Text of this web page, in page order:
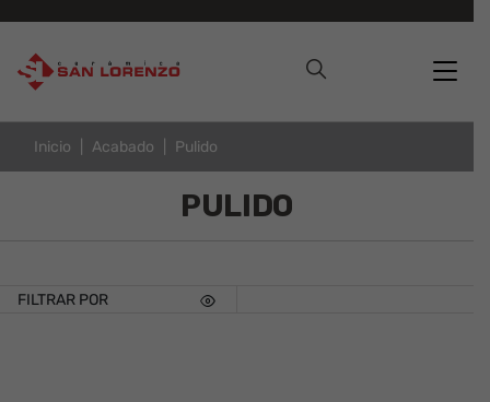
Inicio Acabado Pulido
PULIDO
FILTRAR POR